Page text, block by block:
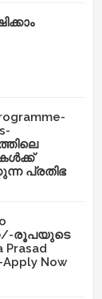
പ്രതിഭ
രൂപയുടെ
Now